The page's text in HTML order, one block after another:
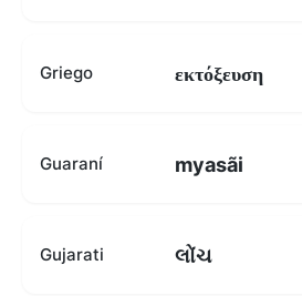
Griego εκτόξευση
Guaraní myasãi
Gujarati લોંચ